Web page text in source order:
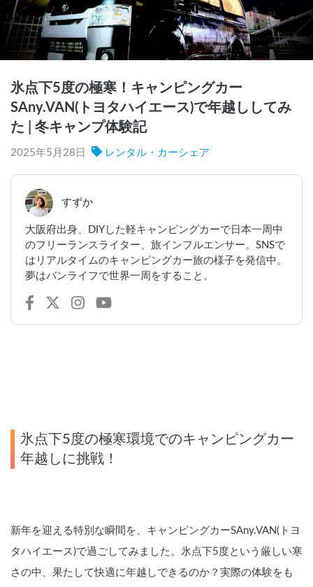
氷点下5度の極寒！キャンピングカー
SAny.VAN(トヨタハイエース)で年越ししてみ
た | 冬キャンプ体験記
2025年5月28日 レンタル・カーシェア
すずか
大阪府出身、DIYした軽キャンピングカーで日本一周中
のフリーランスライター、旅インフルエンサー。SNSで
はリアルタイムのキャンピングカー旅の様子を発信中。
夢はバンライフで世界一周をすること。
氷点下5度の極寒環境でのキャンピングカー
年越しに挑戦！
新年を迎える特別な瞬間を、キャンピングカーSAny.VAN(トヨ
タハイエース)で過ごしてみました。氷点下5度という厳しい寒
さの中、果たして快適に年越しできるのか？実際の体験をも